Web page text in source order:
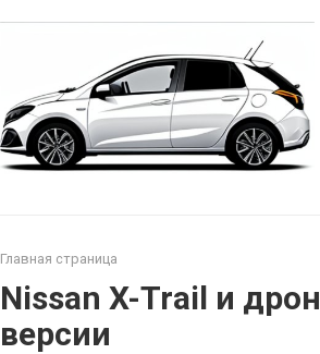
Главная страница
Nissan X-Trail и
версии